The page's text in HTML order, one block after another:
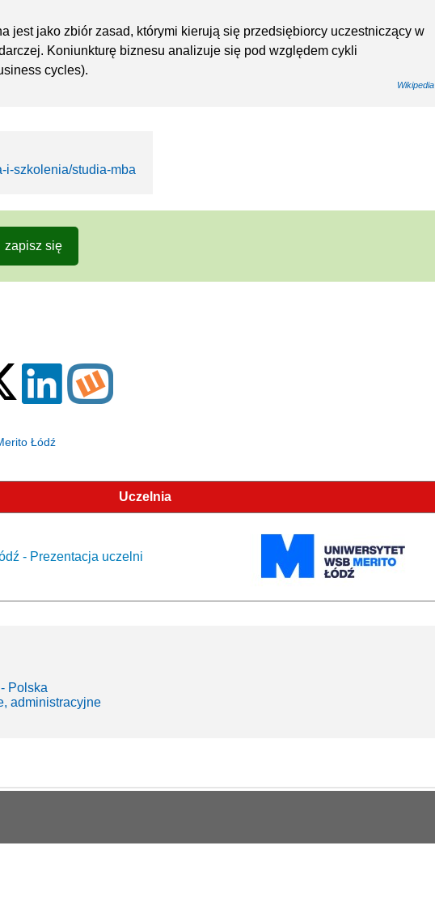
jest jako zbiór zasad, którymi kierują się przedsiębiorcy uczestniczący w
Koniunkturę biznesu analizuje się pod względem cykli
cycles).
Wikipedia
i-szkolenia/studia-mba
zapisz się
Łódź
Uczelnia
- Prezentacja uczelni
Polska
administracyjne